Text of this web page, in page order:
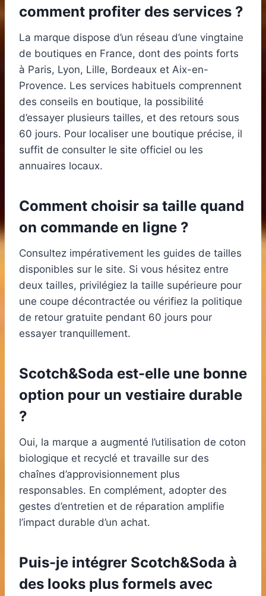
comment profiter des services ?
La marque dispose d’un réseau d’une vingtaine
de boutiques en France, dont des points forts
à Paris, Lyon, Lille, Bordeaux et Aix-en-
Provence. Les services habituels comprennent
des conseils en boutique, la possibilité
d’essayer plusieurs tailles, et des retours sous
60 jours. Pour localiser une boutique précise, il
suffit de consulter le site officiel ou les
annuaires locaux.
Comment choisir sa taille quand
on commande en ligne ?
Consultez impérativement les guides de tailles
disponibles sur le site. Si vous hésitez entre
deux tailles, privilégiez la taille supérieure pour
une coupe décontractée ou vérifiez la politique
de retour gratuite pendant 60 jours pour
essayer tranquillement.
Scotch&Soda est-elle une bonne
option pour un vestiaire durable
?
Oui, la marque a augmenté l’utilisation de coton
biologique et recyclé et travaille sur des
chaînes d’approvisionnement plus
responsables. En complément, adopter des
gestes d’entretien et de réparation amplifie
l’impact durable d’un achat.
Puis-je intégrer Scotch&Soda à
des looks plus formels avec